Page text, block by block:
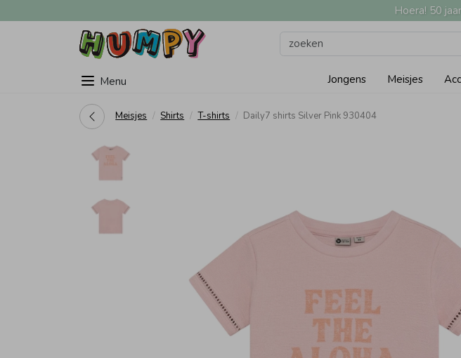
Hoera! 50
Menu Jongens Meisjes
Meisjes Shirts T-shirts Daily7 shirts Silver Pink 930404